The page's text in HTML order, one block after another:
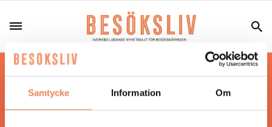
Samtycke Information Om
Hos oss läser du landets mest uppdaterade
nyheter och snackisar inom besöksnäringen.
Besöksliv i sin tryckta form är ett affärsmagasin